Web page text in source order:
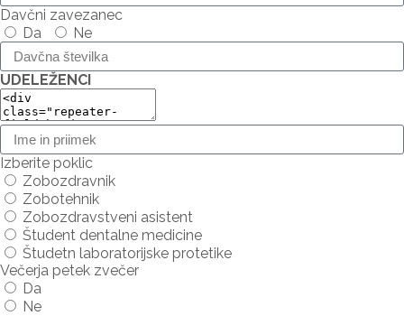
Davčni zavezanec
Da
Ne
UDELEŽENCI
Izberite poklic
Zobozdravnik
Zobotehnik
Zobozdravstveni asistent
Študent dentalne medicine
Študetn laboratorijske protetike
Večerja petek zvečer
Da
Ne